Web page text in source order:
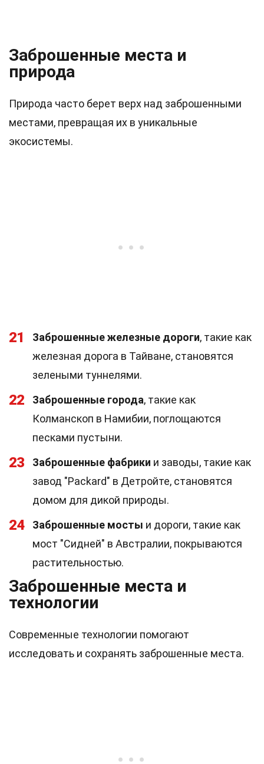
Заброшенные места и
природа
Природа часто берет верх над заброшенными
местами, превращая их в уникальные
экосистемы.
21 Заброшенные железные дороги, такие как
железная дорога в Тайване, становятся
зелеными туннелями.
22 Заброшенные города, такие как
Колманскоп в Намибии, поглощаются
песками пустыни.
23 Заброшенные фабрики и заводы, такие как
завод "Packard" в Детройте, становятся
домом для дикой природы.
24 Заброшенные мосты и дороги, такие как
мост "Сидней" в Австралии, покрываются
растительностью.
Заброшенные места и
технологии
Современные технологии помогают
исследовать и сохранять заброшенные места.